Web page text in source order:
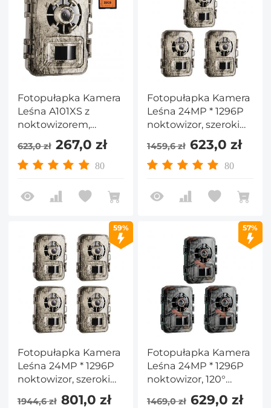
Fotopułapka Kamera
Leśna A101XS z
noktowizorem,
wodoodporność IP66,
kamera
obserwacyjna dla
ochrony na zewnątrz
i w domu
623,0 zł 267,0 zł
80
Fotopułapka Kamera
Leśna 24MP * 1296P
noktowizor, szeroki
kąt 120° * wyzwalacz
0.2S 2-calowy ekran
polowania kolor kory
1459,6 zł 623,0 zł
80
59%
Fotopułapka Kamera
Leśna 24MP * 1296P
noktowizor, szeroki
kąt 120° * 0.2s
1944,6 zł 801,0 zł
57%
Fotopułapka Kamera
Leśna 24MP * 1296P
noktowizor, 120°
szerokokątny
1469,0 zł 629,0 zł